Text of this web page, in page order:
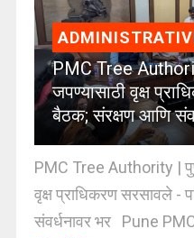
PMC Tree
जपण्यासाठी वृक्ष
बैठक; संरक्षण आणि
PMC Tree Authority |
वृक्ष प्राधिकरण सरसावले -
संवर्धनावर भर Pune